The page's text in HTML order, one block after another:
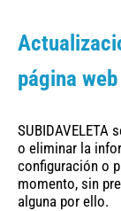
página web
SUBIDAVELETA
o eliminar la
configuración o
momento, sin
alguna por ello.